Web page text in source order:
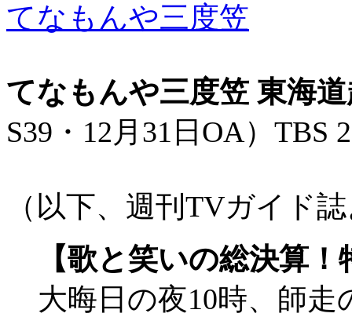
てなもんや三度笠
てなもんや三度笠 東海
S39・12月31日OA）TBS
（以下、週刊TVガイド
【歌と笑いの総決算
大晦日の夜10時、師